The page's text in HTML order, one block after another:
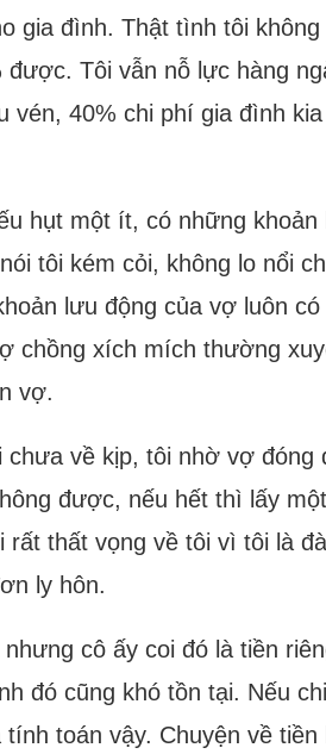
gia đình. Thật tình tôi
Tôi vẫn nỗ lực hàng
40% chi phí gia đình
hụt một ít, có những khoản
tôi kém cỏi, không lo nổi
lưu động của vợ luôn
chồng xích mích thường
vợ.
về kịp, tôi nhờ vợ đóng
được, nếu hết thì lấy
thất vọng về tôi vì tôi là
ly hôn.
cô ấy coi đó là tiền
đó cũng khó tồn tại. Nếu
toán vậy. Chuyện về tiền